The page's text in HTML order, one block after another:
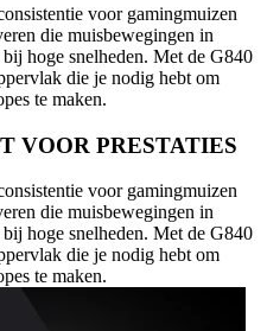
voor gamingmuizen
die muisbewegingen in
hoge snelheden. Met de G840
die je nodig hebt om
te maken.
VOOR PRESTATIES
voor gamingmuizen
die muisbewegingen in
hoge snelheden. Met de G840
die je nodig hebt om
te maken.